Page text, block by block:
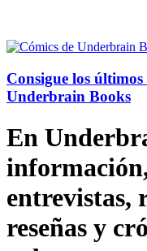
Consigue los últimos
Underbrain Books
En
entrevistas,
reseñas y